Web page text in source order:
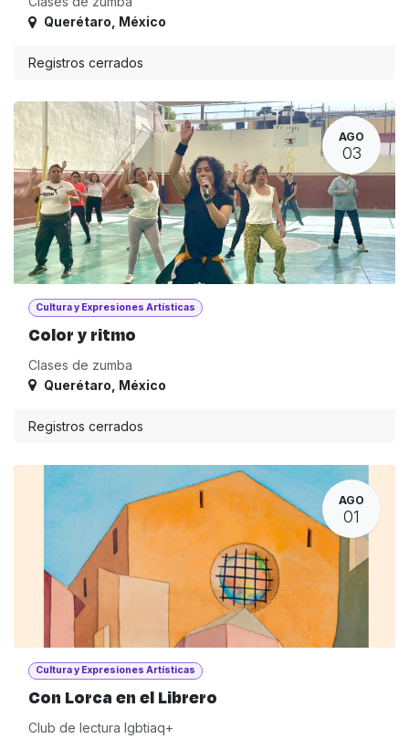
Querétaro México
Registros cerrados
AGO
03
Cultura y Expresiones Artísticas
Color y ritmo
Clases de zumba
Querétaro México
Registros cerrados
AGO
01
Cultura y Expresiones Artísticas
Con Lorca en el Librero
Club de lectura lgbtiaq+